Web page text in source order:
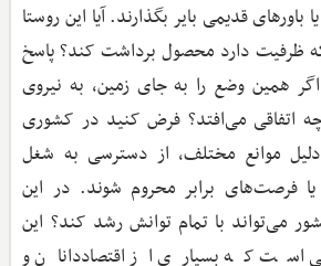
باورهای قدیمی بایر بگذارند. آیا این روستا
که ظرفیت دارد محصول برداشت کند؟ پاسخ
همین وضع را به جای زمین، به نیروی
اتفاقی می‌افتد؟ فرض کنید در کشوری
موانع مختلف، از دسترسی به شغل
فرصت‌های برابر محروم شوند. در این
می‌تواند با تمام توانش رشد کند؟ این
است که بسیاری از اقتصاددانان و